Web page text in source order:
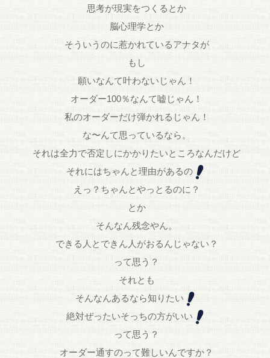
思考が現実をつくるとか
脳心理学とか
そういうのに惹かれているアナタが
もし
願いなんて叶わないじゃん！
オーダー100％なんて嘘じゃん！
私のオーダーだけ弾かれるじゃん！
な〜んて思っているなら。
それは全力で否定しにかかりたいところなんだけど
それにはちゃんと理由があるの
えっ？ちゃんとやっとるのに？
とか
そんなん残念やん。
できる人とできん人がおるんじゃない？
って思う？
それとも
そんなんあるなら知りたい
絶対ぜったいそっちの方がいい
って思う？
オーダー通すのって難しいんですか？